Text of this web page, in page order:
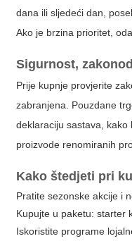
dana ili sljedeći dan,
Ako je brzina prioritet,
Sigurnost,
Prije kupnje provjerite
zabranjena. Pouzdane
deklaraciju sastava,
proizvode renomiranih
Kako štedjeti pri
Pratite sezonske akcije i
Kupujte u paketu: starter
Iskoristite programe